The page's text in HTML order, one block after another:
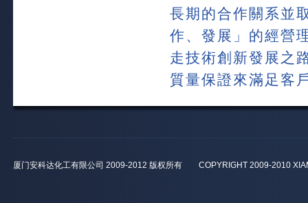
長期的合作關系並
作、發展」的經營
走技術創新發展之
質量保證來滿足客
厦门安科达化工有限公司 2009-2012 版权所有 COPYRIGHT 2009-2010